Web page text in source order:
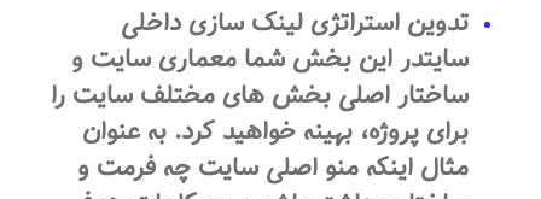
تدوین استراتژی لینک سازی داخلی
سایتدر این بخش شما معماری سایت و
ساختار اصلی بخش های مختلف سایت را
برای پروژه، بهینه خواهید کرد. به عنوان
مثال اینکه منو اصلی سایت چه فرمت و